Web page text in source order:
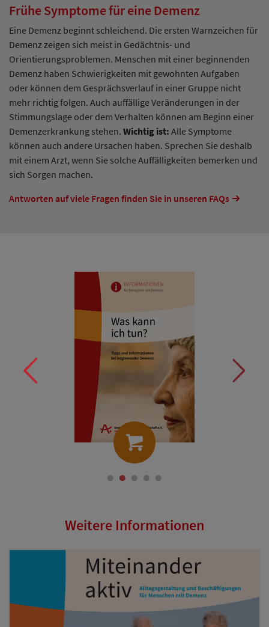
Frühe Symptome für eine Demenz
Eine Demenz beginnt schleichend. Die ersten Warnzeichen für
Demenz zeigen sich meist in Gedächtnis- und
Orientierungsproblemen. Menschen mit einer beginnenden
Demenz haben Schwierigkeiten mit gewohnten Aufgaben
oder können dem Gesprächsverlauf in einer Gruppe nicht
mehr richtig folgen. Auch auffällige Veränderungen in der
Stimmungslage oder dem Verhalten können am Beginn einer
Demenzerkrankung stehen. Wichtig ist: Alle Symptome
können auch andere Ursachen haben. Sprechen Sie deshalb
mit einem Arzt, wenn Sie solche Auffälligkeiten bemerken und
sich Sorgen machen.
Antworten auf viele Fragen finden Sie in unseren FAQs
Weitere Informationen